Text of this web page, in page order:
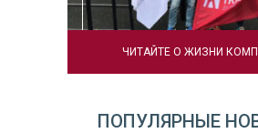
ЧИТАЙТЕ О ЖИЗНИ
ПОПУЛЯРНЫЕ